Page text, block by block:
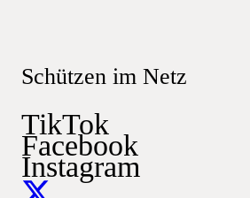
Schützen im Netz
TikTok
Facebook
Instagram